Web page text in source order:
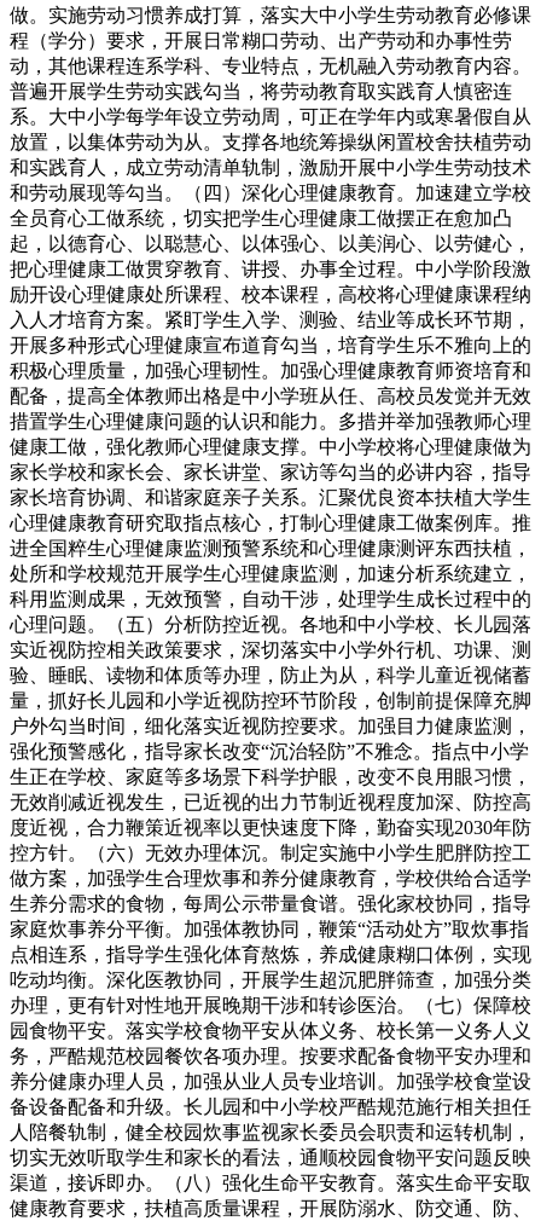
做。实施劳动习惯养成打算，落实大中小学生劳动教育必修课
程（学分）要求，开展日常糊口劳动、出产劳动和办事性劳
动，其他课程连系学科、专业特点，无机融入劳动教育内容。
普遍开展学生劳动实践勾当，将劳动教育取实践育人慎密连
系。大中小学每学年设立劳动周，可正在学年内或寒暑假自从
放置，以集体劳动为从。支撑各地统筹操纵闲置校舍扶植劳动
和实践育人，成立劳动清单轨制，激励开展中小学生劳动技术
和劳动展现等勾当。（四）深化心理健康教育。加速建立学校
全员育心工做系统，切实把学生心理健康工做摆正在愈加凸
起，以德育心、以聪慧心、以体强心、以美润心、以劳健心，
把心理健康工做贯穿教育、讲授、办事全过程。中小学阶段激
励开设心理健康处所课程、校本课程，高校将心理健康课程纳
入人才培育方案。紧盯学生入学、测验、结业等成长环节期，
开展多种形式心理健康宣布道育勾当，培育学生乐不雅向上的
积极心理质量，加强心理韧性。加强心理健康教育师资培育和
配备，提高全体教师出格是中小学班从任、高校员发觉并无效
措置学生心理健康问题的认识和能力。多措并举加强教师心理
健康工做，强化教师心理健康支撑。中小学校将心理健康做为
家长学校和家长会、家长讲堂、家访等勾当的必讲内容，指导
家长培育协调、和谐家庭亲子关系。汇聚优良资本扶植大学生
心理健康教育研究取指点核心，打制心理健康工做案例库。推
进全国粹生心理健康监测预警系统和心理健康测评东西扶植，
处所和学校规范开展学生心理健康监测，加速分析系统建立，
科用监测成果，无效预警，自动干涉，处理学生成长过程中的
心理问题。（五）分析防控近视。各地和中小学校、长儿园落
实近视防控相关政策要求，深切落实中小学外行机、功课、测
验、睡眠、读物和体质等办理，防止为从，科学儿童近视储蓄
量，抓好长儿园和小学近视防控环节阶段，创制前提保障充脚
户外勾当时间，细化落实近视防控要求。加强目力健康监测，
强化预警感化，指导家长改变“沉治轻防”不雅念。指点中小学
生正在学校、家庭等多场景下科学护眼，改变不良用眼习惯，
无效削减近视发生，已近视的出力节制近视程度加深、防控高
度近视，合力鞭策近视率以更快速度下降，勤奋实现2030年防
控方针。（六）无效办理体沉。制定实施中小学生肥胖防控工
做方案，加强学生合理炊事和养分健康教育，学校供给合适学
生养分需求的食物，每周公示带量食谱。强化家校协同，指导
家庭炊事养分平衡。加强体教协同，鞭策“活动处方”取炊事指
点相连系，指导学生强化体育熬炼，养成健康糊口体例，实现
吃动均衡。深化医教协同，开展学生超沉肥胖筛查，加强分类
办理，更有针对性地开展晚期干涉和转诊医治。（七）保障校
园食物平安。落实学校食物平安从体义务、校长第一义务人义
务，严酷规范校园餐饮各项办理。按要求配备食物平安办理和
养分健康办理人员，加强从业人员专业培训。加强学校食堂设
备设备配备和升级。长儿园和中小学校严酷规范施行相关担任
人陪餐轨制，健全校园炊事监视家长委员会职责和运转机制，
切实无效听取学生和家长的看法，通顺校园食物平安问题反映
渠道，接诉即办。（八）强化生命平安教育。落实生命平安取
健康教育要求，扶植高质量课程，开展防溺水、防交通、防、